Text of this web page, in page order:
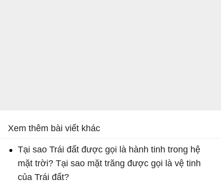
Xem thêm bài viết khác
Tại sao Trái đất được gọi là hành tinh trong hệ
mặt trời? Tại sao mặt trăng được gọi là vệ tinh
của Trái đất?